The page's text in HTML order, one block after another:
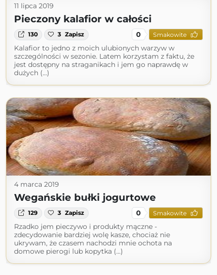
11 lipca 2019
Pieczony kalafior w całości
130 3 Zapisz 0 Smakowite
Kalafior to jedno z moich ulubionych warzyw w
szczególności w sezonie. Latem korzystam z faktu, że
jest dostępny na straganikach i jem go naprawdę w
dużych (...)
4 marca 2019
Wegańskie bułki jogurtowe
129 3 Zapisz 0 Smakowite
Rzadko jem pieczywo i produkty mączne -
zdecydowanie bardziej wolę kasze, chociaż nie
ukrywam, że czasem nachodzi mnie ochota na
domowe pierogi lub kopytka (...)